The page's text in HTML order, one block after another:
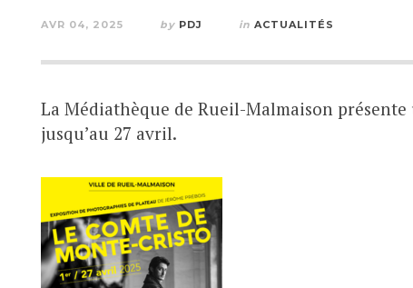
AVR 04, 2025 by PDJ in ACTUALITÉS
La Médiathèque de Rueil-Malmaison
jusqu’au 27 avril.